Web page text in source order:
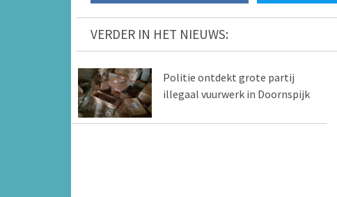
VERDER IN HET NIEUWS:
Politie ontdekt grote partij
illegaal vuurwerk in Doornspijk